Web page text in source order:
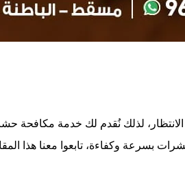
الانتظار، لذلك نُقدم لك خدمة مكافحة
بسرعة وكفاءة، تابعوا معنا هذا